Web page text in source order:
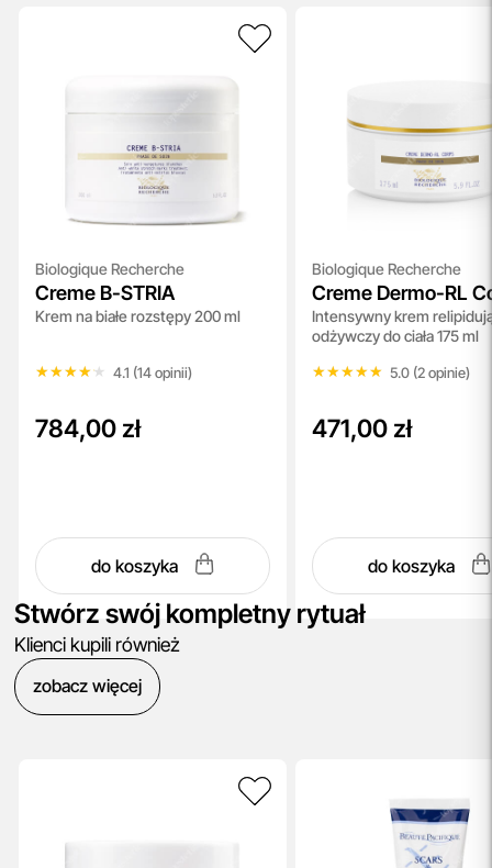
Biologique Recherche
Creme B-STRIA
Krem na białe rozstępy 200 ml
★★★★★
★★★★★ 4.1 (14 opinii)
784,00 zł
do koszyka
Biologique Recherche
Creme Dermo-RL
Intensywny krem
odżywczy do ciała 175 ml
★★★★★
★★★★★ 5.0 (2 opinie)
471,00 zł
do koszyka
Stwórz swój kompletny rytuał
Klienci kupili również
zobacz więcej